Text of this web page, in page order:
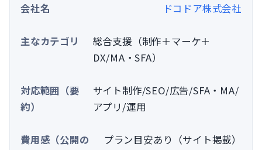
ドコドア株式会社
総合支援（制作＋マーケ＋
DX/MA・SFA）
サイト制作/SEO/広告/SFA・MA/
アプリ/運用
プラン目安あり（サイト掲載）